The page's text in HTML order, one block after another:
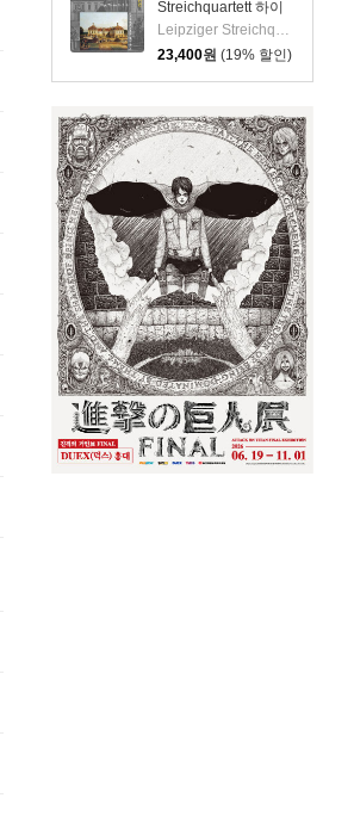
Streichquartett 하이
든: 현악 사중주 22집
(Haydn: String
Quartets Vol.22 -
Op.76 No.1, 5, 6)
Leipziger Streichquartett
23,400원 (19% 할인)